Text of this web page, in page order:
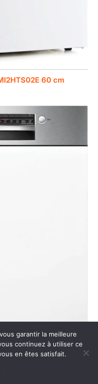
60 cm
garantir la meilleure
continuez à utiliser ce
en êtes satisfait.